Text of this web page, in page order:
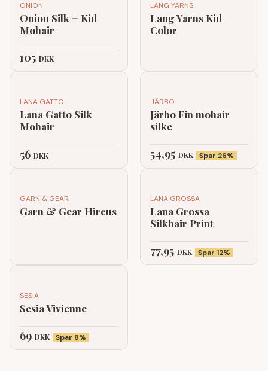
ONION
Onion Silk + Kid
Mohair
105 DKK
LANG YARNS
Lang Yarns Kid
Color
LANA GATTO
Lana Gatto Silk
Mohair
56 DKK
JÄRBO
Järbo Fin mohair
silke
54,95 DKK Spar 26%
GARN & GEAR
Garn & Gear Hircus
LANA GROSSA
Lana Grossa
Silkhair Print
77,95 DKK Spar 12%
SESIA
Sesia Vivienne
69 DKK Spar 8%